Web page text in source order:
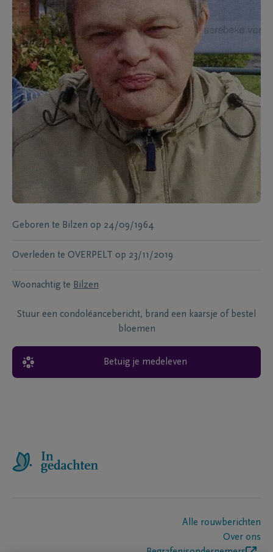
Geboren te Bilzen op 24/09/1964
Overleden te OVERPELT op 23/11/2019
Woonachtig te Bilzen
Stuur een condoléancebericht, brand een kaarsje of bestel
bloemen
Betuig je medeleven
Alle rouwberichten
Over ons